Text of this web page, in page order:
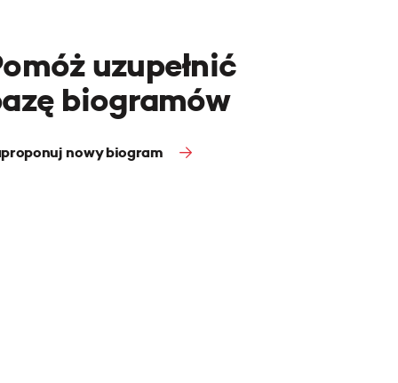
uzupełnić
biogramów
nowy biogram